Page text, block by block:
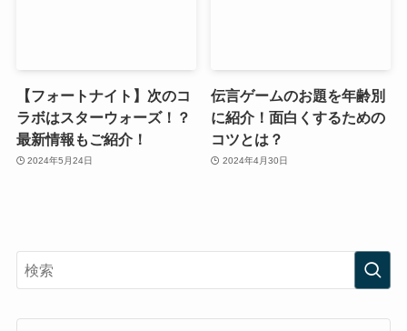
【フォートナイト】次のコ
ラボはスターウォーズ！？
最新情報もご紹介！
2024年5月24日
伝言ゲームのお題を年齢別
に紹介！面白くするための
コツとは？
2024年4月30日